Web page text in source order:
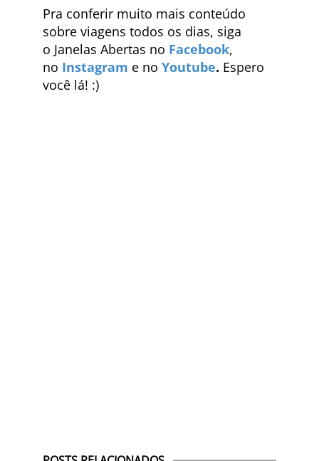
Pra conferir muito mais conteúdo
sobre viagens todos os dias, siga
o Janelas Abertas no Facebook,
no Instagram e no Youtube. Espero
você lá! :)